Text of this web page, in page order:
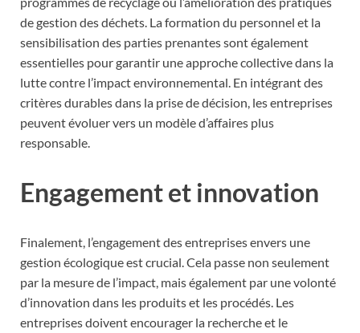
de gestion des déchets. La formation du personnel et la
sensibilisation des parties prenantes sont également
essentielles pour garantir une approche collective dans la
lutte contre l’impact environnemental. En intégrant des
critères durables dans la prise de décision, les entreprises
peuvent évoluer vers un modèle d’affaires plus
responsable.
Engagement et innovation
Finalement, l’engagement des entreprises envers une
gestion écologique est crucial. Cela passe non seulement
par la mesure de l’impact, mais également par une volonté
d’innovation dans les produits et les procédés. Les
entreprises doivent encourager la recherche et le